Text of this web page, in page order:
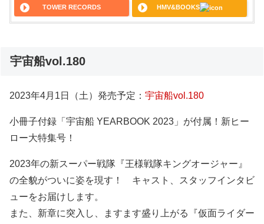
TOWER RECORDS HMV&BOOKS
宇宙船vol.180
2023年4月1日（土）発売予定： 宇宙船vol.180
小冊子付録「宇宙船 YEARBOOK 2023」が付属！新ヒー
ロー大特集号！
2023年の新スーパー戦隊『王様戦隊キングオージャー』
の全貌がついに姿を現す！ キャスト、スタッフインタビ
ューをお届けします。
また、新章に突入し、ますます盛り上がる『仮面ライダー